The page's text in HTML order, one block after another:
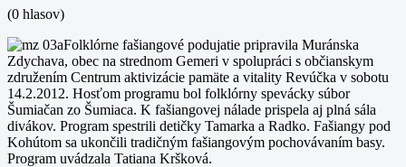
(0 hlasov)
Folklórne fašiangové podujatie pripravila Muránska
Zdychava, obec na strednom Gemeri v spolupráci s občianskym
združením Centrum aktivizácie pamäte a vitality Revúčka v sobotu
14.2.2012. Hosťom programu bol folklórny spevácky súbor
Šumiačan zo Šumiaca. K fašiangovej nálade prispela aj plná sála
divákov. Program spestrili detičky Tamarka a Radko. Fašiangy pod
Kohútom sa ukončili tradičným fašiangovým pochovávaním basy.
Program uvádzala Tatiana Kršková.